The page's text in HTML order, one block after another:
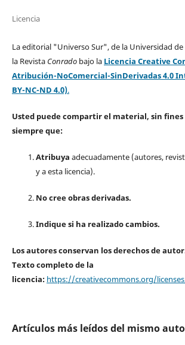
Licencia
La editorial "Universo Sur", de la Universidad
la Revista Conradobajo la Licencia Creative
Atribución-NoComercial-SinDerivadas 4.0
BY-NC-ND 4.0).
Usted puede compartir el material, sin fines
siempre que:
Atribuya adecuadamente (autores,
y a esta licencia).
No cree obras derivadas.
Indique si ha realizado cambios.
Los autores conservan los derechos de
Texto completo de la
licencia: https://creativecommons.org/
Artículos más leídos del mismo